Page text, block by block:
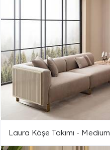
Laura Köşe Takımı - Medium